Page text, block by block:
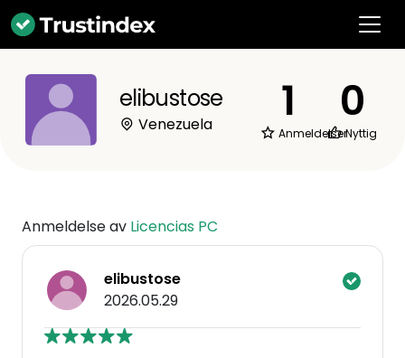
elibustose
Venezuela 1
Anmeldelser
0
Nyttig
Anmeldelse av Licencias PC
elibustose
2026.05.29